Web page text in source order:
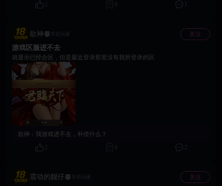
2
欲神 常驻玩家 关注
游戏区服进不去
就显示已经合区，但是最近登录那里没有我所登录的区
欲神： 我游戏进不去，补偿什么？
2
0 2
震动的靓仔 常驻玩家 关注